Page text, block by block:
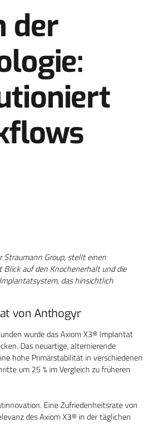
der
Straumann Group, stellt einen
auf den Knochenerhalt und die
das hinsichtlich
von Anthogyr
wurde das Axiom X3® Implantat
Das neuartige, alternierende
hohe Primärstabilität in verschiedenen
um 25 % im Vergleich zu früheren
Eine Zufriedenheitsrate von
des Axiom X3® in der täglichen